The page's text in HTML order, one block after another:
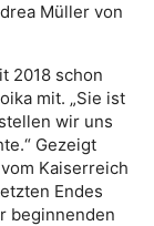
Müller von
2018 schon
mit. „Sie ist
wir uns
Gezeigt
Kaiserreich
Endes
beginnenden